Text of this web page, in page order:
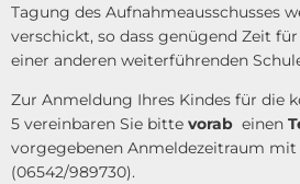
Tagung des Aufnahmeausschusses
verschickt, so dass genügend Zeit
einer anderen weiterführenden
Zur Anmeldung Ihres Kindes für die
5 vereinbaren Sie bitte vorab einen
vorgegebenen Anmeldezeitraum
(06542/989730).